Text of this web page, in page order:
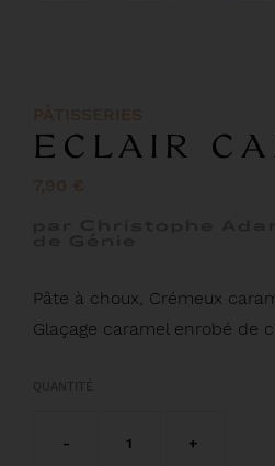
PÂTISSERIES
ECLAIR
7,90 €
Pâte à choux, Crémeux
Glaçage caramel enrobé de
- 1 +